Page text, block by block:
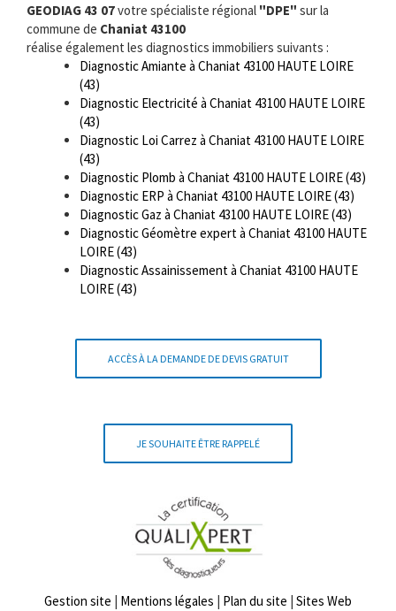
GEODIAG 43 07votre spécialiste régional "DPE" sur la
commune de Chaniat 43100
réalise également les diagnostics immobiliers suivants :
Diagnostic Amiante à Chaniat 43100 HAUTE LOIRE
(43)
Diagnostic Electricité à Chaniat 43100 HAUTE LOIRE
(43)
Diagnostic Loi Carrez à Chaniat 43100 HAUTE LOIRE
(43)
Diagnostic Plomb à Chaniat 43100 HAUTE LOIRE (43)
Diagnostic ERP à Chaniat 43100 HAUTE LOIRE (43)
Diagnostic Gaz à Chaniat 43100 HAUTE LOIRE (43)
Diagnostic Géomètre expert à Chaniat 43100 HAUTE
LOIRE (43)
Diagnostic Assainissement à Chaniat 43100 HAUTE
LOIRE (43)
ACCÈS À LA DEMANDE DE DEVIS GRATUIT
JE SOUHAITE ÊTRE RAPPELÉ
Gestion site | Mentions légales | Plan du site | Sites Web